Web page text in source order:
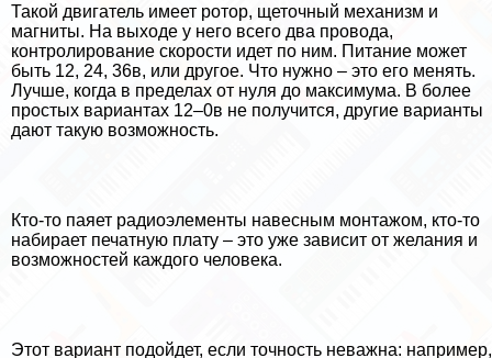
Такой двигатель имеет ротор, щеточный механизм и
магниты. На выходе у него всего два провода,
контролирование скорости идет по ним. Питание может
быть 12, 24, 36в, или другое. Что нужно – это его менять.
Лучше, когда в пределах от нуля до максимума. В более
простых вариантах 12–0в не получится, другие варианты
дают такую возможность.
Кто-то паяет радиоэлементы навесным монтажом, кто-то
набирает печатную плату – это уже зависит от желания и
возможностей каждого человека.
Этот вариант подойдет, если точность неважна: например,